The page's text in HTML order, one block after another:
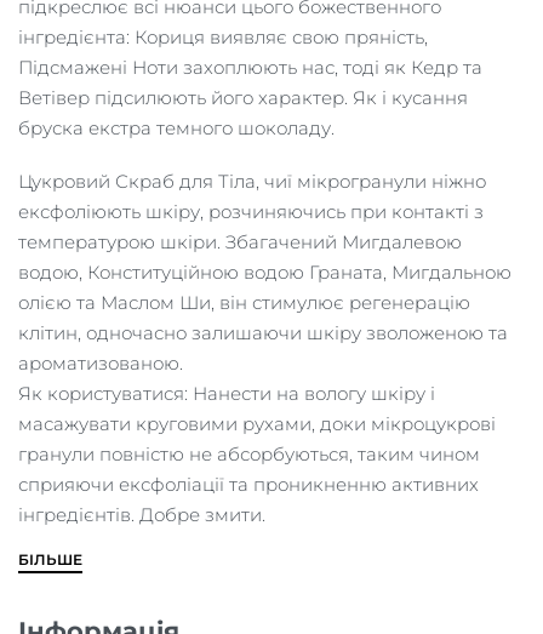
підкреслює всі нюанси цього божественного
інгредієнта: Кориця виявляє свою пряність,
Підсмажені Ноти захоплюють нас, тоді як Кедр та
Ветівер підсилюють його характер. Як і кусання
бруска екстра темного шоколаду.
Цукровий Скраб для Тіла, чиї мікрогранули ніжно
ексфоліюють шкіру, розчиняючись при контакті з
температурою шкіри. Збагачений Мигдалевою
водою, Конституційною водою Граната, Мигдальною
олією та Маслом Ши, він стимулює регенерацію
клітин, одночасно залишаючи шкіру зволоженою та
ароматизованою.
Як користуватися: Нанести на вологу шкіру і
масажувати круговими рухами, доки мікроцукрові
гранули повністю не абсорбуються, таким чином
сприяючи ексфоліації та проникненню активних
інгредієнтів. Добре змити.
БІЛЬШЕ